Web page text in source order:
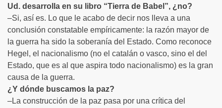
Ud. desarrolla en su libro “Tierra de Babel”, ¿no?
–Si, así es. Lo que le acabo de decir nos lleva a una
conclusión constatable empíricamente: la razón mayor de
la guerra ha sido la soberanía del Estado. Como reconoce
Hegel, el nacionalismo (no el catalán o vasco, sino el del
Estado, que es al que aspira todo nacionalismo) es la gran
causa de la guerra.
¿Y dónde buscamos la paz?
–La construcción de la paz pasa por una crítica del